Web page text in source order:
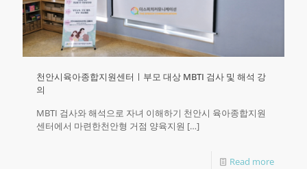
천안시육아종합지원센터ㅣ부모 대상 MBTI 검사 및 해석 강
의
MBTI 검사와 해석으로 자녀 이해하기 천안시 육아종합지원
센터에서 마련한천안형 거점 양육지원 […]
Read more